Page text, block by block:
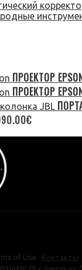
ПРОЕКТОР
ПРОЕКТОР
€
of Use Контакты
РБ, г. Гомель, ул.